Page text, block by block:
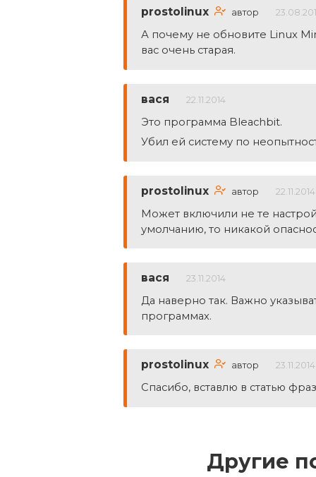
prostolinux автор
А почему не обновите Linux
вас очень старая.
вася 22.11.2014
Это программа Bleachbit.
Убил ей систему по
prostolinux автор 22.11.2014
Может включили не те
умолчанию, то никакой
вася 23.11.2014
Да наверно так. Важно
программах.
prostolinux автор 23.11.2014
Спасибо, вставлю в статью
Другие